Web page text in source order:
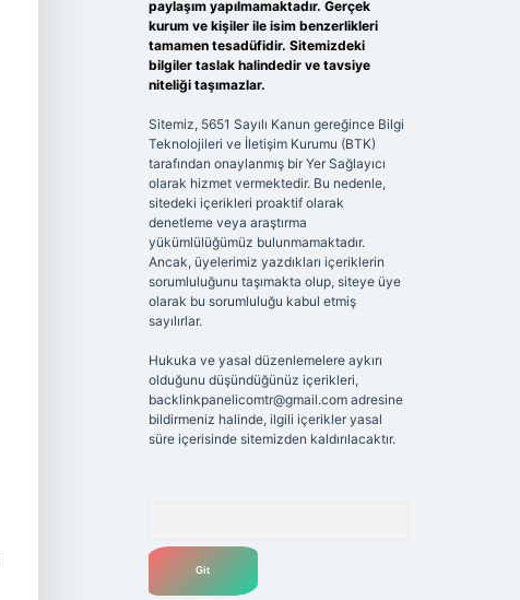
paylaşım yapılmamaktadır. Gerçek
kurum ve kişiler ile isim benzerlikleri
tamamen tesadüfidir. Sitemizdeki
bilgiler taslak halindedir ve tavsiye
niteliği taşımazlar.
Sitemiz, 5651 Sayılı Kanun gereğince Bilgi
Teknolojileri ve İletişim Kurumu (BTK)
tarafından onaylanmış bir Yer Sağlayıcı
olarak hizmet vermektedir. Bu nedenle,
sitedeki içerikleri proaktif olarak
denetleme veya araştırma
yükümlülüğümüz bulunmamaktadır.
Ancak, üyelerimiz yazdıkları içeriklerin
sorumluluğunu taşımakta olup, siteye üye
olarak bu sorumluluğu kabul etmiş
sayılırlar.
Hukuka ve yasal düzenlemelere aykırı
olduğunu düşündüğünüz içerikleri,
backlinkpanelicomtr@gmail.comadresine
bildirmeniz halinde, ilgili içerikler yasal
süre içerisinde sitemizden kaldırılacaktır.